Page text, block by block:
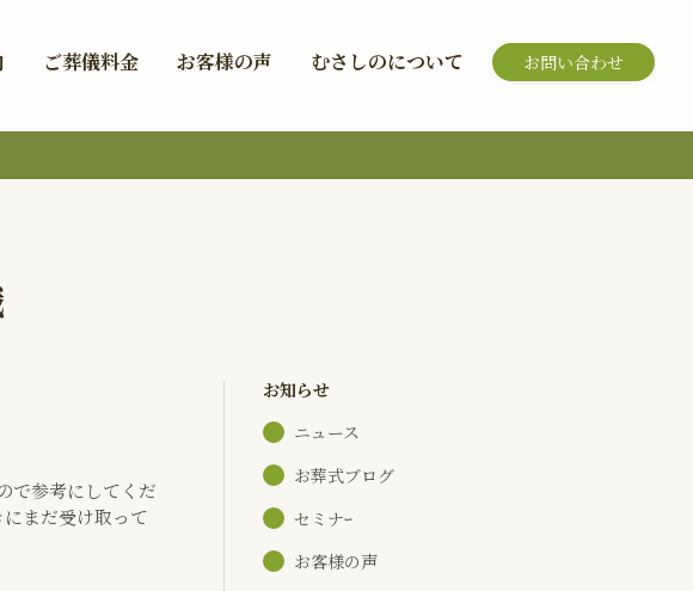
ご葬儀料金 お客様の声 むさしのについて お問い合わせ
で参考にしてくだ
まだ受け取って
お知らせ
ニュース
お葬式ブログ
セミナｰ
お客様の声